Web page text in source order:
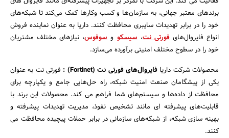
جستجو
برندهای معتبر جهانی، به سازمان‌ها و کسب ‌وکارها کمک می‌کند تا شبکه‌های
خود را در برابر تهدیدات سایبری محافظت کنند. داریا به عنوان نماینده فروش
انواع فایروال‌هایفورتی نت،سیسکو وسوفوس، نیازهای مختلف مشتریان
خود را در سطوح مختلف امنیتی برآورده می‌سازد.
محصولات شرکت داریافایروال‌های فورتی نت(Fortinet)
: فورتی نت به عنوان
یکی از پیشگامان صنعت امنیت شبکه، راه‌ حل‌هایی جامع و یکپارچه برای
محافظت از داده‌ها و سیستم‌های شما فراهم می ‌کند. محصولات این برند با
قابلیت‌های پیشرفته ‌ای مانند تشخیص نفوذ، مدیریت تهدیدات پیشرفته و
بهینه ‌سازی شبکه، از شبکه‌های سازمانی در برابر حملات پیچیده محافظت می
‌کنند.